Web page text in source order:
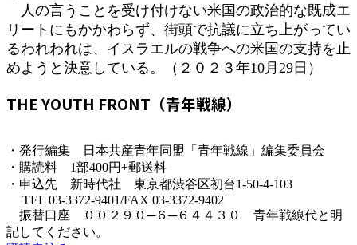
人の言うことを受け付けない米国の政治的な既成エ
リートにもかかわらず、街頭で抗議に立ち上がってい
るわれわれは、イスラエルの戦争への米国の支持を止
めようと決意している。（２０２３年10月29日）
THE YOUTH FRONT（青年戦線）
・発行編集 日本共産青年同盟「青年戦線」編集委員会
・購読料 1部400円+郵送料
・申込先 新時代社 東京都渋谷区初台1-50-4-103
TEL 03-3372-9401/FAX 03-3372-9402
振替口座 ００２９０─６─６４４３０ 青年戦線代と明
記してください。